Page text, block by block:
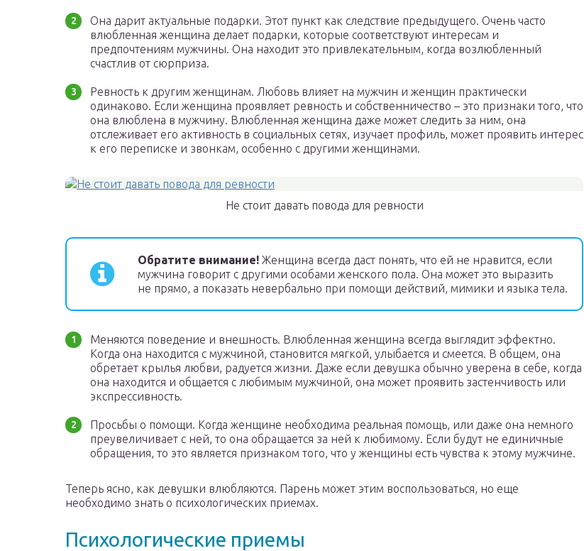
Она дарит актуальные подарки. Этот пункт как следствие предыдущего. Очень часто
влюбленная женщина делает подарки, которые соответствуют интересам и
предпочтениям мужчины. Она находит это привлекательным, когда возлюбленный
счастлив от сюрприза.
Ревность к другим женщинам. Любовь влияет на мужчин и женщин практически
одинаково. Если женщина проявляет ревность и собственничество – это признаки того, что
она влюблена в мужчину. Влюбленная женщина даже может следить за ним, она
отслеживает его активность в социальных сетях, изучает профиль, может проявить интерес
к его переписке и звонкам, особенно с другими женщинами.
Не стоит давать повода для ревности
Обратите внимание! Женщина всегда даст понять, что ей не нравится, если
мужчина говорит с другими особами женского пола. Она может это выразить
не прямо, а показать невербально при помощи действий, мимики и языка тела.
Меняются поведение и внешность. Влюбленная женщина всегда выглядит эффектно.
Когда она находится с мужчиной, становится мягкой, улыбается и смеется. В общем, она
обретает крылья любви, радуется жизни. Даже если девушка обычно уверена в себе, когда
она находится и общается с любимым мужчиной, она может проявить застенчивость или
экспрессивность.
Просьбы о помощи. Когда женщине необходима реальная помощь, или даже она немного
преувеличивает с ней, то она обращается за ней к любимому. Если будут не единичные
обращения, то это является признаком того, что у женщины есть чувства к этому мужчине.
Теперь ясно, как девушки влюбляются. Парень может этим воспользоваться, но еще
необходимо знать о психологических приемах.
Психологические приемы